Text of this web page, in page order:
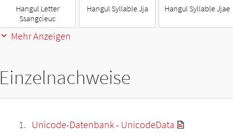
Hangul Letter
Ssangcieuc
Hangul Syllable Jja Hangul Syllable Jjae
Mehr Anzeigen
Einzelnachweise
Unicode-Datenbank - UnicodeData